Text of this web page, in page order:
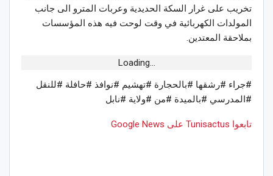
تخريب على غرار السكة الحديدية وعربات المترو الى جانب
المولدات الكهربائية في وقت لوحت فيه هذه المؤسسات
بملاحقة المعتدين.
Loading...
#جراء #رشقها #بالحجارة #تهشيم #نوافذ #حافلة #للنقل
#المدرسي #بالميدة #من #ولاية #نابل
تابعوا Tunisactus على Google News